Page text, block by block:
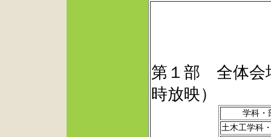
第１部 全体会
時放映）
学科・
土木工学科